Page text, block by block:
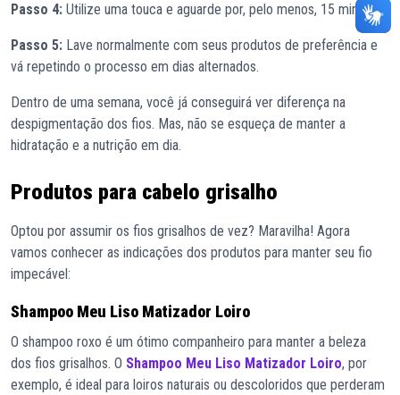
Passo 4: Utilize uma touca e aguarde por, pelo menos, 15 minutos;
Passo 5: Lave normalmente com seus produtos de preferência e
vá repetindo o processo em dias alternados.
Dentro de uma semana, você já conseguirá ver diferença na
despigmentação dos fios. Mas, não se esqueça de manter a
hidratação e a nutrição em dia.
Produtos para cabelo grisalho
Optou por assumir os fios grisalhos de vez? Maravilha! Agora
vamos conhecer as indicações dos produtos para manter seu fio
impecável:
Shampoo Meu Liso Matizador Loiro
O shampoo roxo é um ótimo companheiro para manter a beleza
dos fios grisalhos. O Shampoo Meu Liso Matizador Loiro, por
exemplo, é ideal para loiros naturais ou descoloridos que perderam